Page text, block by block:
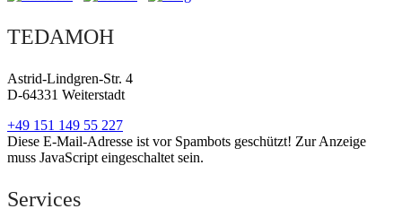
TEDAMOH
Astrid-Lindgren-Str. 4
D-64331 Weiterstadt
+49 151 149 55 227
Diese E-Mail-Adresse ist vor Spambots geschützt! Zur Anzeige
muss JavaScript eingeschaltet sein.
Services